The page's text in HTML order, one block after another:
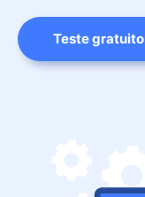
Teste gratuito